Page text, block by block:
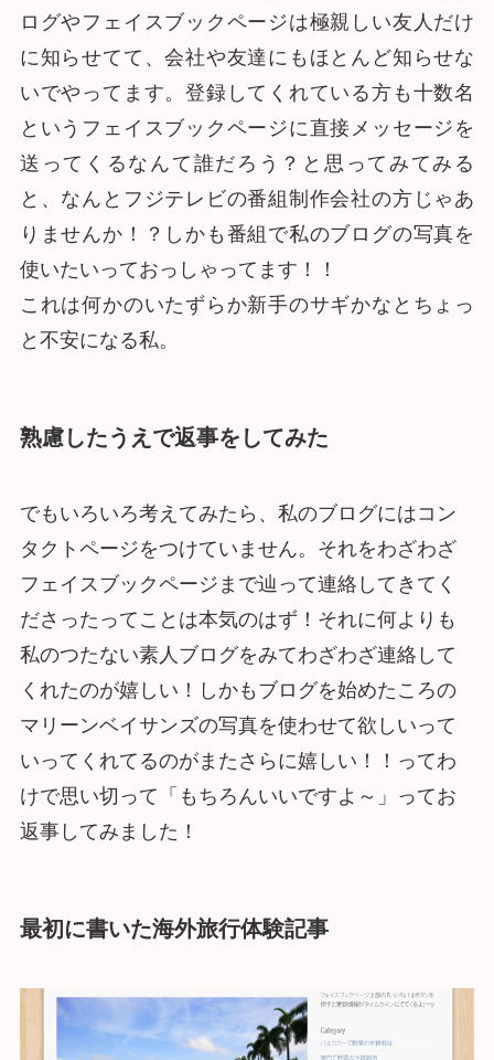
ログやフェイスブックページは極親しい友人だけ
に知らせてて、会社や友達にもほとんど知らせな
いでやってます。登録してくれている方も十数名
というフェイスブックページに直接メッセージを
送ってくるなんて誰だろう？と思ってみてみる
と、なんとフジテレビの番組制作会社の方じゃあ
りませんか！？しかも番組で私のブログの写真を
使いたいっておっしゃってます！！
これは何かのいたずらか新手のサギかなとちょっ
と不安になる私。
熟慮したうえで返事をしてみた
でもいろいろ考えてみたら、私のブログにはコン
タクトページをつけていません。それをわざわざ
フェイスブックページまで辿って連絡してきてく
ださったってことは本気のはず！それに何よりも
私のつたない素人ブログをみてわざわざ連絡して
くれたのが嬉しい！しかもブログを始めたころの
マリーンベイサンズの写真を使わせて欲しいって
いってくれてるのがまたさらに嬉しい！！ってわ
けで思い切って「もちろんいいですよ～」ってお
返事してみました！
最初に書いた海外旅行体験記事